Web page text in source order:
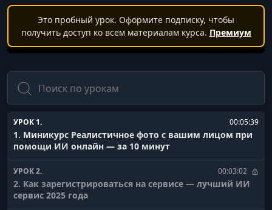
Это пробный урок. Оформите подписку, чтобы
получить доступ ко всем материалам курса. Премиум
Поиск
УРОК 1. 00:05:39
1. Миникурс Реалистичное фото с вашим лицом при
помощи ИИ онлайн — за 10 минут
УРОК 2. 00:03:02
2. Как зарегистрироваться на сервисе — лучший ИИ
сервис 2025 года